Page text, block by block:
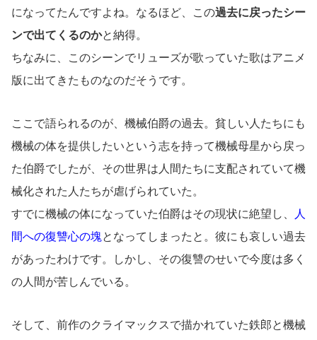
になってたんですよね。なるほど、この過去に戻ったシー
ンで出てくるのかと納得。
ちなみに、このシーンでリューズが歌っていた歌はアニメ
版に出てきたものなのだそうです。
ここで語られるのが、機械伯爵の過去。貧しい人たちにも
機械の体を提供したいという志を持って機械母星から戻っ
た伯爵でしたが、その世界は人間たちに支配されていて機
械化された人たちが虐げられていた。
すでに機械の体になっていた伯爵はその現状に絶望し、
人
間への復讐心の塊となってしまったと。彼にも哀しい過去
があったわけです。しかし、その復讐のせいで今度は多く
の人間が苦しんでいる。
そして、前作のクライマックスで描かれていた鉄郎と機械